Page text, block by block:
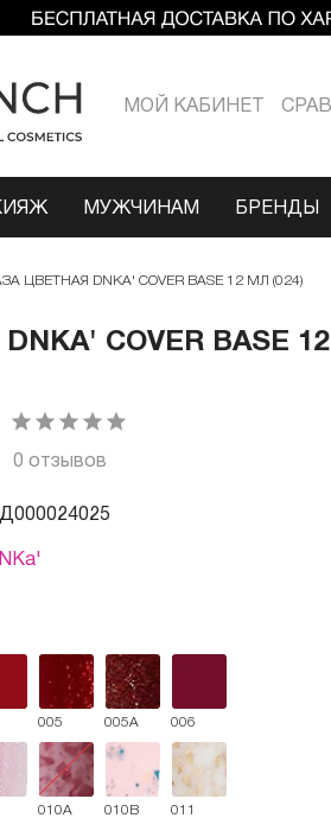
МОЙ КАБИНЕТ
МУЖЧИНАМ БРЕНДЫ
ЦВЕТНАЯ DNKA' COVER BASE 12 МЛ (024)
COVER BASE
0 отзывов
005 005A 006
010A 010B 011